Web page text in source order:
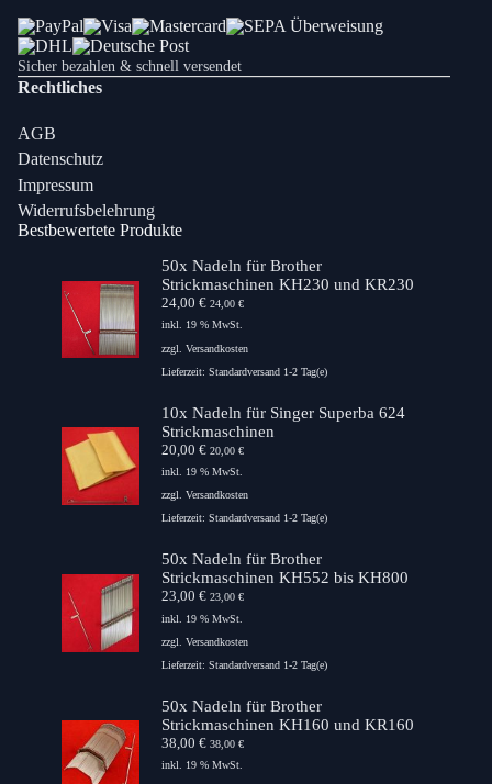
Sicher bezahlen & schnell versendet
Rechtliches
AGB
Datenschutz
Impressum
Widerrufsbelehrung
Bestbewertete Produkte
50x Nadeln für Brother
Strickmaschinen KH230 und KR230
24,00 € 24,00 €
inkl. 19 % MwSt.
zzgl. Versandkosten
Lieferzeit: Standardversand 1-2 Tag(e)
10x Nadeln für Singer Superba 624
Strickmaschinen
20,00 € 20,00 €
inkl. 19 % MwSt.
zzgl. Versandkosten
Lieferzeit: Standardversand 1-2 Tag(e)
50x Nadeln für Brother
Strickmaschinen KH552 bis KH800
23,00 € 23,00 €
inkl. 19 % MwSt.
zzgl. Versandkosten
Lieferzeit: Standardversand 1-2 Tag(e)
50x Nadeln für Brother
Strickmaschinen KH160 und KR160
38,00 € 38,00 €
inkl. 19 % MwSt.